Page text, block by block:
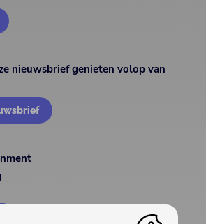
nieuwsbrief genieten volop van